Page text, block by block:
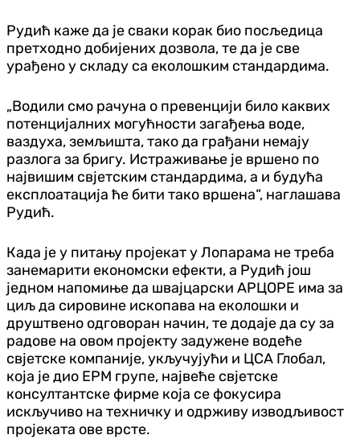
Рудић каже да је сваки корак био посљедица
претходно добијених дозвола, те да је све
урађено у складу са еколошким стандардима.
„Водили смо рачуна о превенцији било каквих
потенцијалних могућности загађења воде,
ваздуха, земљишта, тако да грађани немају
разлога за бригу. Истраживање је вршено по
највишим свјетским стандардима, а и будућа
експлоатација ће бити тако вршена“, наглашава
Рудић.
Када је у питању пројекат у Лопарама не треба
занемарити економски ефекти, а Рудић још
једном напомиње да швајцарски АРЦОРЕ има за
циљ да сировине ископава на еколошки и
друштвено одговоран начин, те додаје да су за
радове на овом пројекту задужене водеће
свјетске компаније, укључујући и ЦСА Глобал,
која је дио ЕРМ групе, највеће свјетске
консултантске фирме која се фокусира
искључиво на техничку и одрживу изводљивост
пројеката ове врсте.